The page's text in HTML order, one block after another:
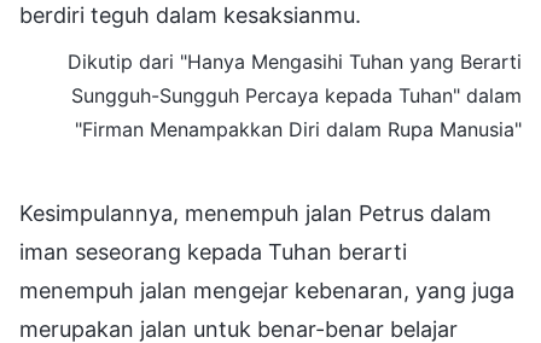
berdiri teguh dalam kesaksianmu.
Dikutip dari "Hanya Mengasihi Tuhan yang Berarti
Sungguh-Sungguh Percaya kepada Tuhan" dalam
"Firman Menampakkan Diri dalam Rupa Manusia"
Kesimpulannya, menempuh jalan Petrus dalam
iman seseorang kepada Tuhan berarti
menempuh jalan mengejar kebenaran, yang juga
merupakan jalan untuk benar-benar belajar